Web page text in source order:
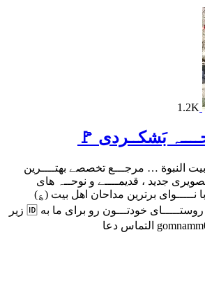
1.2K
بَشکــردی 🚩
النبوة … مرجـــع تخصصے بهتــــرین
جدید ، قدیمــــے و نوحــہ های
با نـــــوای برترین مداحان اهل بیت (؏)
مداحی های شهـــــر و روستـــــای خودتـــون رو برای ما به 🆔 زیر
👇 ارسال کنید @gomnamm00313 التماس دعا